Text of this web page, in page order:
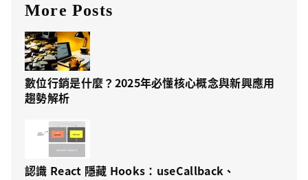
More Posts
數位行銷是什麼？2025年必懂核心概念與新興應用
趨勢解析
認識 React 隱藏 Hooks：useCallback、